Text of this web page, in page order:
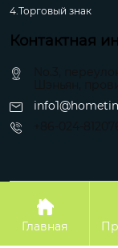
4.Торговый знак
Контактная
Авторское

Главная